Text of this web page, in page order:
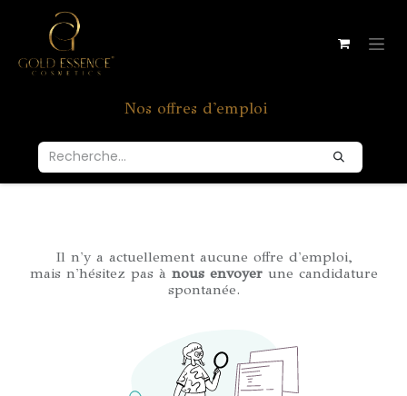
Nos offres d'emploi
Il n'y a actuellement aucune offre d'emploi,
mais n'hésitez pas à nous envoyerune candidature
spontanée.